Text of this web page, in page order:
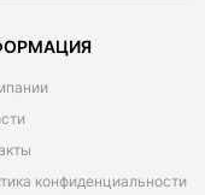
конфиденциальности